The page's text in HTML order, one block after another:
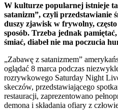
W kulturze popularnej istnieje
satanizm”, czyli przedstawianie
duszy zjawisk w frywolny,
sposób. Trzeba jednak
śmiać, diabeł nie ma poczucia
„Zabawę z satanizmem”
oglądać 8 marca podczas
rozrywkowego Saturday Night
skeczów, przedstawiającego
restauracji, zaprezentowano
demona i składania ofiary z